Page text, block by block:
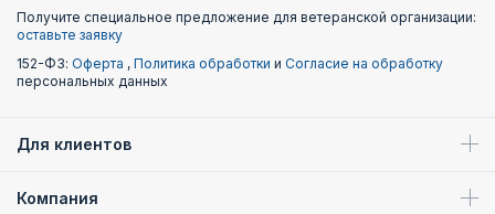
Получите специальное предложение для ветеранской организации:
оставьте заявку
152-ФЗ: Оферта , Политика обработки и Согласие на обработку
персональных данных
Для клиентов
Компания